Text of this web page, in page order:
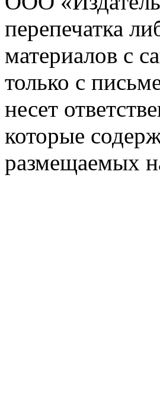
перепечатка
материалов с
только с
несет
которые
размещаемых